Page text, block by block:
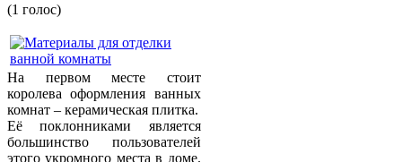
(1 голос)
На первом месте стоит
королева оформления ванных
комнат – керамическая плитка.
Её поклонниками является
большинство пользователей
этого укромного места в доме.